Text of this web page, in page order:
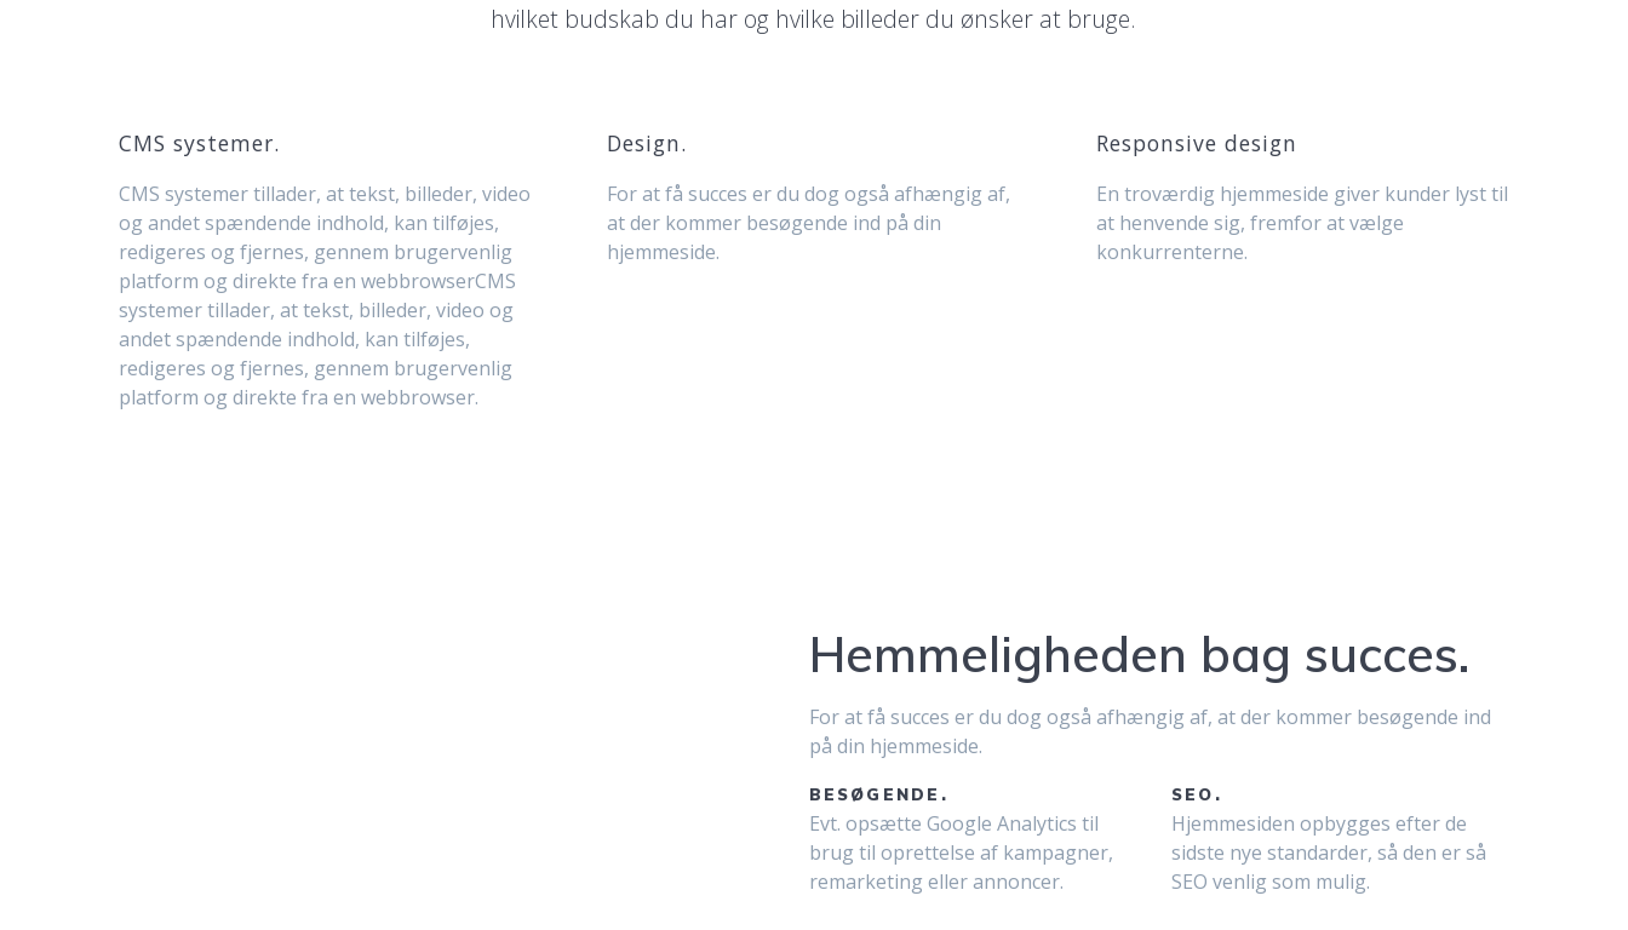
hvilket budskab du har og hvilke billeder du ønsker at bruge.
CMS systemer.
CMS systemer tillader, at tekst, billeder, video
og andet spændende indhold, kan tilføjes,
redigeres og fjernes, gennem brugervenlig
platform og direkte fra en webbrowserCMS
systemer tillader, at tekst, billeder, video og
andet spændende indhold, kan tilføjes,
redigeres og fjernes, gennem brugervenlig
platform og direkte fra en webbrowser.
Design.
For at få succes er du dog også afhængig af,
at der kommer besøgende ind på din
hjemmeside.
Responsive design
En troværdig hjemmeside giver kunder lyst til
at henvende sig, fremfor at vælge
konkurrenterne.
Hemmeligheden bag succes.
For at få succes er du dog også afhængig af, at der kommer besøgende ind
på din hjemmeside.
BESØGENDE.
Evt. opsætte Google Analytics til
brug til oprettelse af kampagner,
remarketing eller annoncer.
SEO.
Hjemmesiden opbygges efter de
sidste nye standarder, så den er så
SEO venlig som mulig.